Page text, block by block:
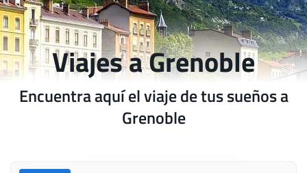
Viajes a Grenoble
Encuentra aquí el viaje de tus sueños a
Grenoble